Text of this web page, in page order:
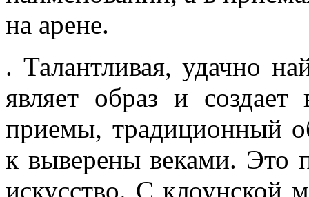
на арене.
. Талантливая, удачно
являет образ и
приемы, тради­ционный
к выверены веками. Это
искусство. С клоунской